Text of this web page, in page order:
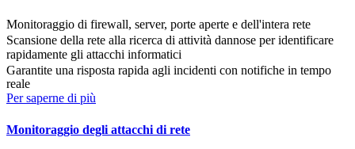
Monitoraggio di firewall, server, porte aperte e dell'intera rete
Scansione della rete alla ricerca di attività dannose per identificare
rapidamente gli attacchi informatici
Garantite una risposta rapida agli incidenti con notifiche in tempo
reale
Per saperne di più
Monitoraggio degli attacchi di rete